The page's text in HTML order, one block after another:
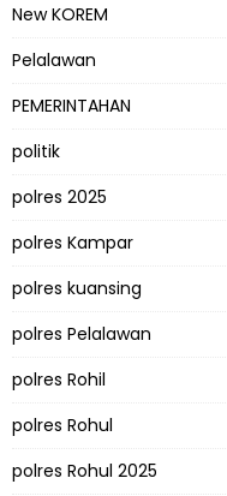
New KOREM
Pelalawan
PEMERINTAHAN
politik
polres 2025
polres Kampar
polres kuansing
polres Pelalawan
polres Rohil
polres Rohul
polres Rohul 2025